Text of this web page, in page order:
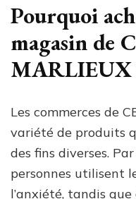
Pourquoi
magasin de
MARLIEUX
Les commerces de
variété de produits
des fins diverses.
personnes utilisent
l’anxiété, tandis